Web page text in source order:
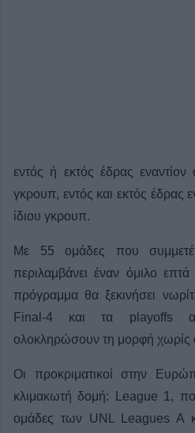
εντός ή εκτός έδρας
γκρουπ, εντός και εκτός έδρας
ίδιου γκρουπ.
Με 55 ομάδες που
περιλαμβάνει έναν όμιλο
πρόγραμμα θα ξεκινήσει
Final-4 και τα playoffs
ολοκληρώσουν τη μορφή χωρίς
Οι προκριματικοί στην
κλιμακωτή δομή: League 1,
ομάδες των UNL Leagues A